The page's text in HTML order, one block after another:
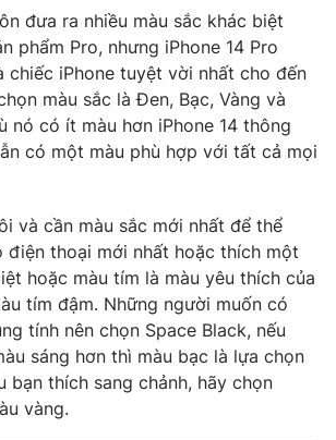
024.66 897 897
024-7300.7108
mọi hình thức nếu không có sự chấp
Ghi rõ nguồn VTV.vn khi phát hành lại
đưa ra nhiều màu sắc khác biệt
phẩm Pro, nhưng iPhone 14 Pro
chiếc iPhone tuyệt vời nhất cho đến
màu sắc là Đen, Bạc, Vàng và
nó có ít màu hơn iPhone 14 thông
có một màu phù hợp với tất cả mọi
và cần màu sắc mới nhất để thể
điện thoại mới nhất hoặc thích một
hoặc màu tím là màu yêu thích của
tím đậm. Những người muốn có
tính nên chọn Space Black, nếu
sáng hơn thì màu bạc là lựa chọn
bạn thích sang chảnh, hãy chọn
vàng.